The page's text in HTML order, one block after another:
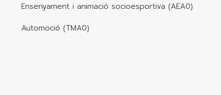
Ensenyament i animació socioesportiva (AEA0)
Automoció (TMA0)